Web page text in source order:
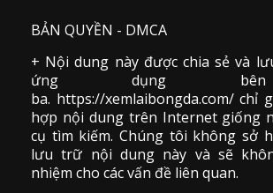
BẢN QUYỀN - DMCA
+ Nội dung này được chia sẻ và
ứng dụng
ba. https://xemlaibongda.com/ chỉ
hợp nội dung trên Internet giống
cụ tìm kiếm. Chúng tôi không sở
lưu trữ nội dung này và sẽ
nhiệm cho các vấn đề liên quan.